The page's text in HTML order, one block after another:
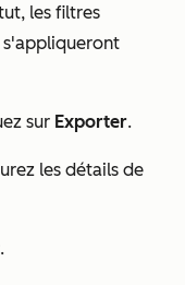
les filtres
sur Exporter.
les détails de
.